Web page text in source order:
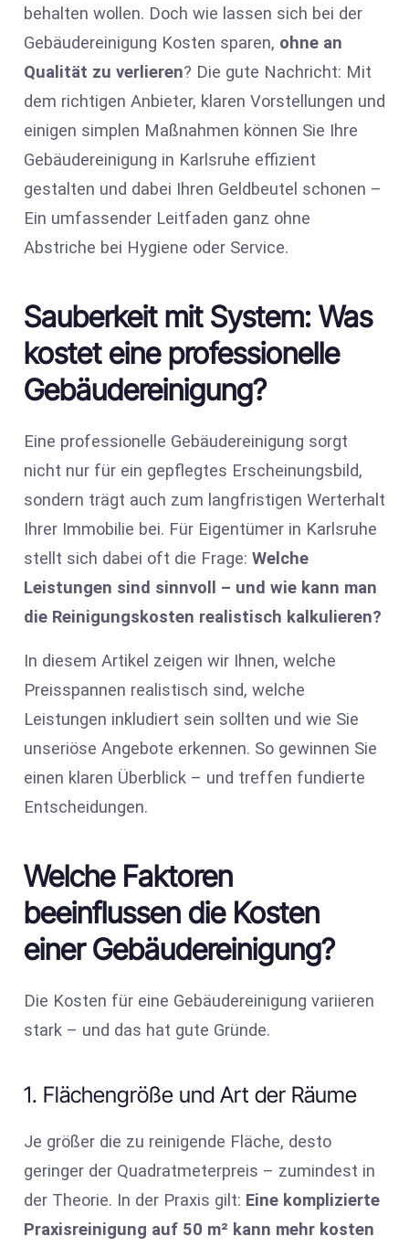
behalten wollen. Doch wie lassen sich bei der
Gebäudereinigung Kosten sparen, ohne an
Qualität zu verlieren? Die gute Nachricht: Mit
dem richtigen Anbieter, klaren Vorstellungen und
einigen simplen Maßnahmen können Sie Ihre
Gebäudereinigung in Karlsruhe effizient
gestalten und dabei Ihren Geldbeutel schonen –
Ein umfassender Leitfaden ganz ohne
Abstriche bei Hygiene oder Service.
Sauberkeit mit System: Was
kostet eine professionelle
Gebäudereinigung?
Eine professionelle Gebäudereinigung sorgt
nicht nur für ein gepflegtes Erscheinungsbild,
sondern trägt auch zum langfristigen Werterhalt
Ihrer Immobilie bei. Für Eigentümer in Karlsruhe
stellt sich dabei oft die Frage: Welche
Leistungen sind sinnvoll – und wie kann man
die Reinigungskosten realistisch kalkulieren?
In diesem Artikel zeigen wir Ihnen, welche
Preisspannen realistisch sind, welche
Leistungen inkludiert sein sollten und wie Sie
unseriöse Angebote erkennen. So gewinnen Sie
einen klaren Überblick – und treffen fundierte
Entscheidungen.
Welche Faktoren
beeinflussen die Kosten
einer Gebäudereinigung?
Die Kosten für eine Gebäudereinigung variieren
stark – und das hat gute Gründe.
1. Flächengröße und Art der Räume
Je größer die zu reinigende Fläche, desto
geringer der Quadratmeterpreis – zumindest in
der Theorie. In der Praxis gilt: Eine komplizierte
Praxisreinigung auf 50 m² kann mehr kosten